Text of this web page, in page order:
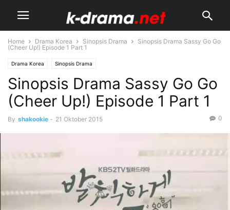
Home Drama Korea Sinopsis Drama
Sinopsis Drama Sassy Go Go
(Cheer Up!) Episode 1 Part 1
Drama Korea Sinopsis Drama
Sinopsis Drama Sassy Go Go
(Cheer Up!) Episode 1 Part 1
By shakookie - 21 Oktober 2015 0